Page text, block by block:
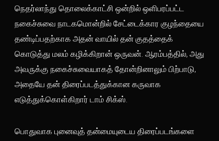
நெதர்லாந்து தொலைக்காட்சி ஒன்றில் ஒளிபரப்பட்ட
நகைச்சுவை நாடகமொன்றில் சேட்டைக்கார குழந்தையை
தண்டிப்பதற்காக அதன் வாயில் தன் குதத்தைக்
கொடுத்து மலம் கழிக்கிறான் ஒருவன். ஆரம்பத்தில், அது
அவருக்கு நகைச்சுவையாகத் தோன்றினாலும் பிற்பாடு,
அதையே தன் திரைப்படத்துக்கான கருவாக
எடுத்துக்கொள்கிறார் டாம் சிக்ஸ்.
பொதுவாக புனைவுத் தன்மையுடைய திரைப்படங்களை